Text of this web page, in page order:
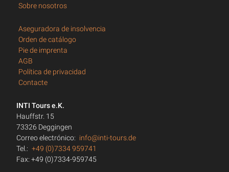
Sobre nosotros
Aseguradora de insolvencia
Orden de catálogo
Pie de imprenta
AGB
Política de privacidad
Contacte
INTI Tours e.K.
Hauffstr. 15
73326 Deggingen
Correo electrónico: info@inti-tours.de
Tel.: +49 (0)7334 959741
Fax: +49 (0)7334-959745